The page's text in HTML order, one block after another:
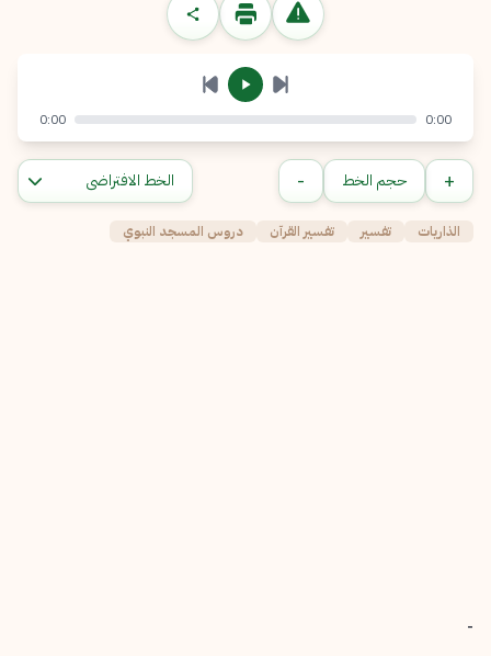
إرسال إلغاء
0:00
0:00
+ حجم الخط -
الذاريات تفسير تفسير القرآن دروس المسجد النبوي
-